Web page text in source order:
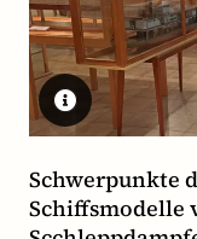
Schwerpunkte
Schiffsmodelle